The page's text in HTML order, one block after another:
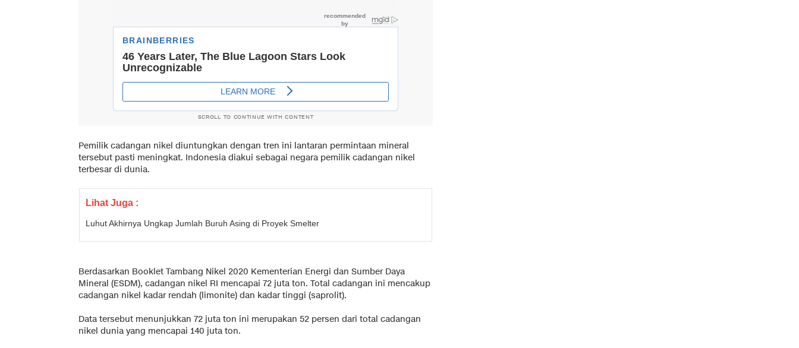
SCROLL TO CONTINUE WITH CONTENT
Pemilik cadangan nikel diuntungkan dengan tren ini lantaran permintaan mineral
tersebut pasti meningkat. Indonesia diakui sebagai negara pemilik cadangan nikel
terbesar di dunia.
Lihat Juga :
Luhut Akhirnya Ungkap Jumlah Buruh Asing di Proyek Smelter
Berdasarkan Booklet Tambang Nikel 2020 Kementerian Energi dan Sumber Daya
Mineral (ESDM), cadangan nikel RI mencapai 72 juta ton. Total cadangan ini mencakup
cadangan nikel kadar rendah (limonite) dan kadar tinggi (saprolit).
Data tersebut menunjukkan 72 juta ton ini merupakan 52 persen dari total cadangan
nikel dunia yang mencapai 140 juta ton.